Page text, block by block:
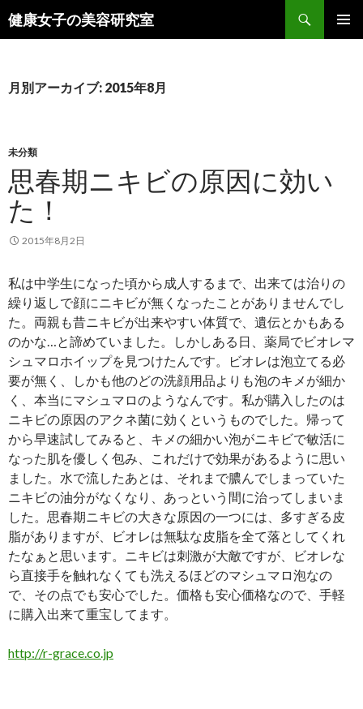
健康女子の美容研究室
索
ン
キ
ッ
プ
月別アーカイブ: 2015年8月
未分類
思春期ニキビの原因に効い
た！
2015年8月2日
私は中学生になった頃から成人するまで、出来ては治りの
繰り返しで顔にニキビが無くなったことがありませんでし
た。両親も昔ニキビが出来やすい体質で、遺伝とかもある
のかな…と諦めていました。しかしある日、薬局でビオレマ
シュマロホイップを見つけたんです。ビオレは泡立てる必
要が無く、しかも他のどの洗顔用品よりも泡のキメが細か
く、本当にマシュマロのようなんです。私が購入したのは
ニキビの原因のアクネ菌に効くというものでした。帰って
から早速試してみると、キメの細かい泡がニキビで敏活に
なった肌を優しく包み、これだけで効果があるように思い
ました。水で流したあとは、それまで膿んでしまっていた
ニキビの油分がなくなり、あっという間に治ってしまいま
した。思春期ニキビの大きな原因の一つには、多すぎる皮
脂がありますが、ビオレは無駄な皮脂を全て落としてくれ
たなぁと思います。ニキビは刺激が大敵ですが、ビオレな
ら直接手を触れなくても洗えるほどのマシュマロ泡なの
で、その点でも安心でした。価格も安心価格なので、手軽
に購入出来て重宝してます。
http://r-grace.co.jp